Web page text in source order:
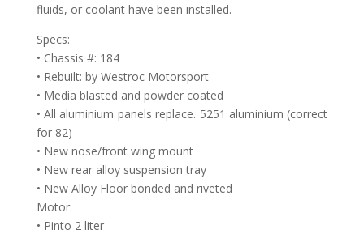
fluids, or coolant have been installed.
Specs:
• Chassis #: 184
• Rebuilt: by Westroc Motorsport
• Media blasted and powder coated
• All aluminium panels replace. 5251 aluminium (correct
for 82)
• New nose/front wing mount
• New rear alloy suspension tray
• New Alloy Floor bonded and riveted
Motor:
• Pinto 2 liter